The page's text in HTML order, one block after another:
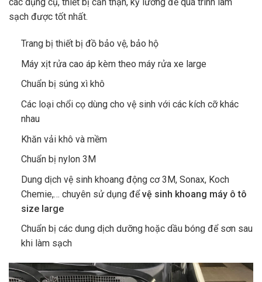
các dụng cụ, thiết bị cẩn thận, kỹ lưỡng để quá trình làm
sạch được tốt nhất.
Trang bị thiết bị đồ bảo vệ, bảo hộ
Máy xịt rửa cao áp kèm theo máy rửa xe large
Chuẩn bị súng xì khô
Các loại chổi cọ dùng cho vệ sinh với các kích cỡ khác
nhau
Khăn vải khô và mềm
Chuẩn bị nylon 3M
Dung dịch vệ sinh khoang động cơ 3M, Sonax, Koch
Chemie,… chuyên sử dụng đểvệ sinh khoang máy ô tô
size large
Chuẩn bị các dung dịch dưỡng hoặc dầu bóng để sơn sau
khi làm sạch